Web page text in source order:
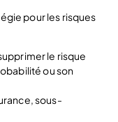
pour les risques
le risque
ou son
sous-